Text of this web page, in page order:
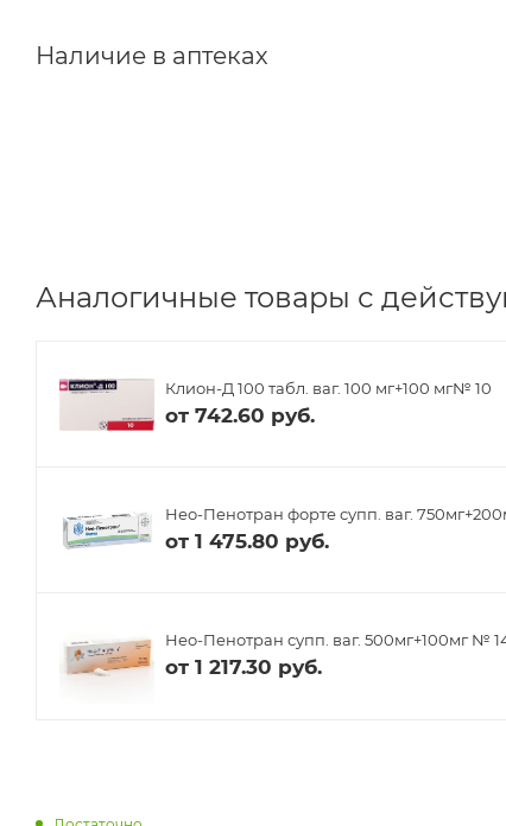
Наличие в аптеках
Аналогичные товары с
Клион-Д 100 табл. ваг. 100 мг+100 мг№ 10
от 742.60 руб.
Нео-Пенотран форте супп. ваг.
от 1 475.80 руб.
Нео-Пенотран супп. ваг. 500мг+100мг №
от 1 217.30 руб.